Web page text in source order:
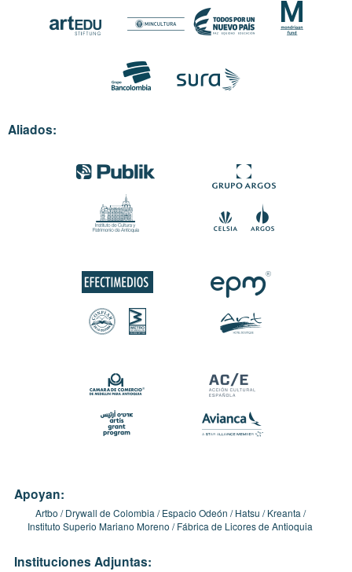
Aliados:
Apoyan:
Artbo Drywall de Colombia Espacio Odeón Hatsu
Kreanta
Instituto Superio Mariano Moreno
Fábrica de Licores de Antioquia
Instituciones Adjuntas: